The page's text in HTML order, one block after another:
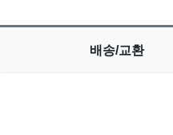
배송/교환